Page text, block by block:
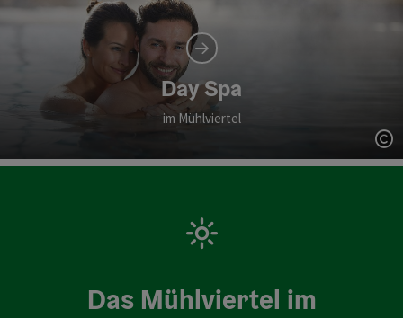
Day Spa
im Mühlviertel
Das Mühlviertel im